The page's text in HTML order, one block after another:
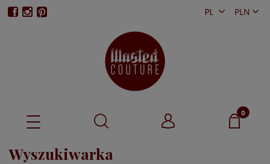
PL
Wyszukiwarka